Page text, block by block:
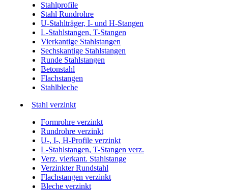
Stahlprofile
Stahl Rundrohre
U-Stahlträger, I- und H-Stangen
L-Stahlstangen, T-Stangen
Vierkantige Stahlstangen
Sechskantige Stahlstangen
Runde Stahlstangen
Betonstahl
Flachstangen
Stahlbleche
Stahl verzinkt
Formrohre verzinkt
Rundrohre verzinkt
U-, I-, H-Profile verzinkt
L-Stahlstangen, T-Stangen verz.
Verz. vierkant. Stahlstange
Verzinkter Rundstahl
Flachstangen verzinkt
Bleche verzinkt